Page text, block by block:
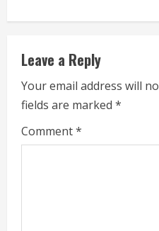
n
u
e
Leave a Reply
Your email address will
fields are marked *
Comment*